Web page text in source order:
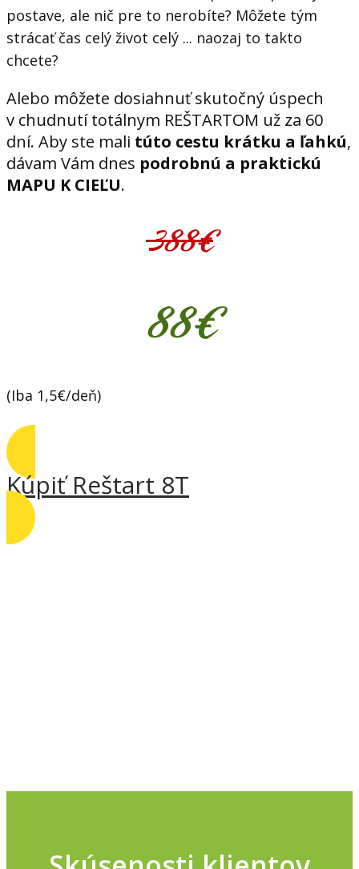
postave, ale nič pre to nerobíte? Môžete tým
strácať čas celý život celý ... naozaj to takto
chcete?
Alebo môžete dosiahnuť skutočný úspech
v chudnutí totálnym REŠTARTOM už za 60
dní. Aby ste mali túto cestu krátku a ľahkú,
dávam Vám dnes podrobnú a praktickú
MAPU K CIEĽU.
388€
88€
(Iba 1,5€/deň)
Kúpiť Reštart 8T